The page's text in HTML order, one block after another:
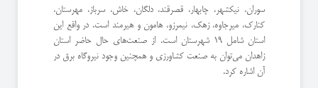
سوران، نیکشهر، چابهار، قصرقند، دلگان، خاش، سرباز، مهرستان،
کنارک، میرجاوه، زهک، نیمرزو، هامون و هیرمند است. در واقع این
استان شامل 19 شهرستان است. از صنعت‌های حال حاضر استان
زاهدان می‌توان به صنعت کشاورزی و همچنین وجود نیروگاه برق در
آن اشاره کرد.